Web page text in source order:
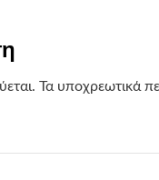
Τα υποχρεωτικά